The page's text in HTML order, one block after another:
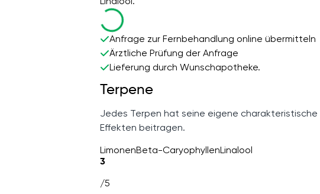
Anfrage zur Fernbehandlung online übermitteln
Ärztliche Prüfung der Anfrage
Lieferung durch Wunschapotheke.
Terpene
Jedes Terpen hat seine eigene charakteristische
Effekten beitragen.
LimonenBeta-CaryophyllenLinalool
3
/5